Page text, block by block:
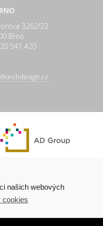
3262/23
Brno
541 420
našich webových
cookies